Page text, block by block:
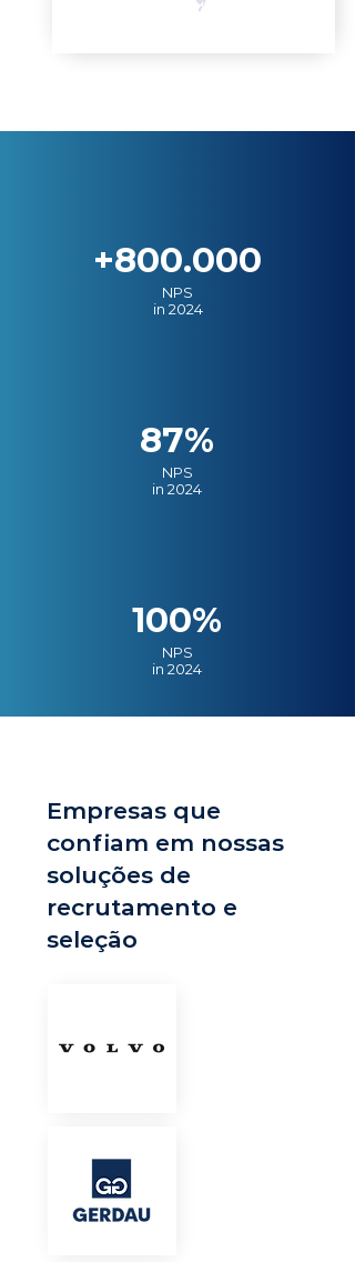
+800.000
NPS
in 2024
87%
NPS
in 2024
100%
NPS
in 2024
Empresas que
confiam em nossas
soluções de
recrutamento e
seleção